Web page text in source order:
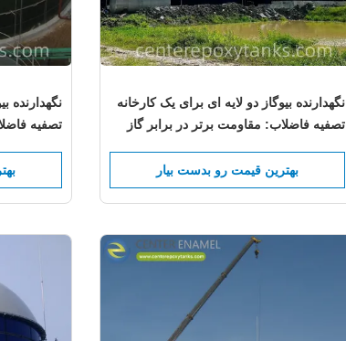
نگهدارنده بیوگاز دو لایه ای برای یک کارخانه
تصفیه فاضلاب: مقاومت برتر در برابر گاز
بهترین قیمت رو بدست بیار
نگهدارنده
تصفیه